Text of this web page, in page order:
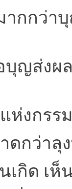
ากกว่า
บุญส่งผ
ห่งกรร
ดกว่าลุ
เกิด เห็